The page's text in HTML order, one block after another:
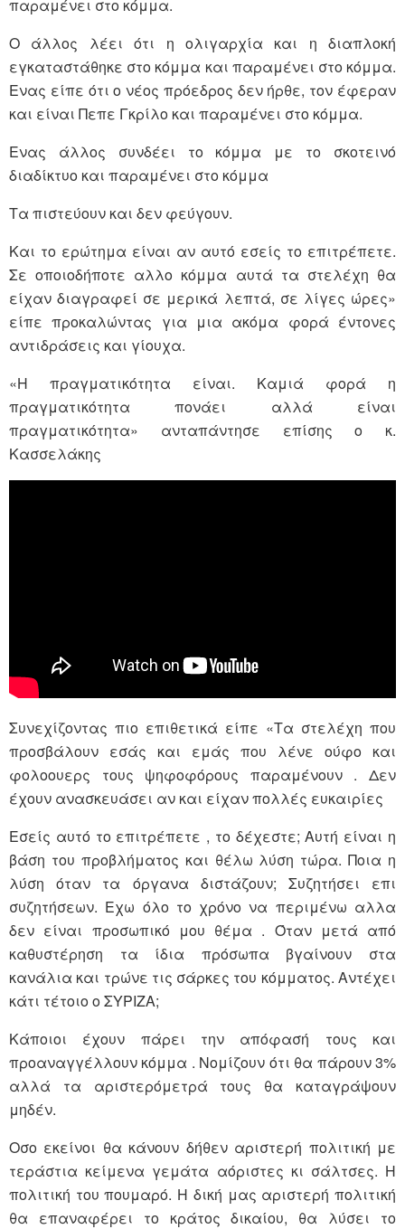
παραμένει στο κόμμα.
Ο άλλος λέει ότι η ολιγαρχία και η διαπλοκή
εγκαταστάθηκε στο κόμμα και παραμένει στο κόμμα.
Ενας είπε ότι ο νέος πρόεδρος δεν ήρθε, τον έφεραν
και είναι Πεπε Γκρίλο και παραμένει στο κόμμα.
Ενας άλλος συνδέει το κόμμα με το σκοτεινό
διαδίκτυο και παραμένει στο κόμμα
Τα πιστεύουν και δεν φεύγουν.
Και το ερώτημα είναι αν αυτό εσείς το επιτρέπετε.
Σε οποιοδήποτε αλλο κόμμα αυτά τα στελέχη θα
είχαν διαγραφεί σε μερικά λεπτά, σε λίγες ώρες»
είπε προκαλώντας για μια ακόμα φορά έντονες
αντιδράσεις και γίουχα.
«Η πραγματικότητα είναι. Καμιά φορά η
πραγματικότητα πονάει αλλά είναι
πραγματικότητα» ανταπάντησε επίσης ο κ.
Κασσελάκης
Συνεχίζοντας πιο επιθετικά είπε «Τα στελέχη που
προσβάλουν εσάς και εμάς που λένε ούφο και
φολοουερς τους ψηφοφόρους παραμένουν . Δεν
έχουν ανασκευάσει αν και είχαν πολλές ευκαιρίες
Εσείς αυτό το επιτρέπετε , το δέχεστε; Αυτή είναι η
βάση του προβλήματος και θέλω λύση τώρα. Ποια η
λύση όταν τα όργανα διστάζουν; Συζητήσει επι
συζητήσεων. Εχω όλο το χρόνο να περιμένω αλλα
δεν είναι προσωπικό μου θέμα . Όταν μετά από
καθυστέρηση τα ίδια πρόσωπα βγαίνουν στα
κανάλια και τρώνε τις σάρκες του κόμματος. Αντέχει
κάτι τέτοιο ο ΣΥΡΙΖΑ;
Κάποιοι έχουν πάρει την απόφασή τους και
προαναγγέλλουν κόμμα . Νομίζουν ότι θα πάρουν 3%
αλλά τα αριστερόμετρά τους θα καταγράψουν
μηδέν.
Οσο εκείνοι θα κάνουν δήθεν αριστερή πολιτική με
τεράστια κείμενα γεμάτα αόριστες κι σάλτσες. Η
πολιτική του πουμαρό. Η δική μας αριστερή πολιτική
θα επαναφέρει το κράτος δικαίου, θα λύσει το